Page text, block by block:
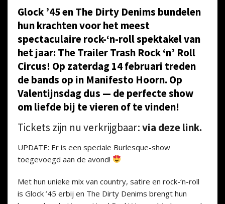
Glock ’45 en The Dirty Denims bundelen
hun krachten voor het meest
spectaculaire rock-‘n-roll spektakel van
het jaar: The Trailer Trash Rock ‘n’ Roll
Circus! Op zaterdag 14 februari treden
de bands op in Manifesto Hoorn. Op
Valentijnsdag dus — de perfecte show
om liefde bij te vieren of te vinden!
Tickets zijn nu verkrijgbaar:via deze link.
UPDATE: Er is een speciale Burlesque-show
toegevoegd aan de avond!
Met hun unieke mix van country, satire en rock-‘n-roll
is Glock ’45 erbij en The Dirty Denims brengt hun